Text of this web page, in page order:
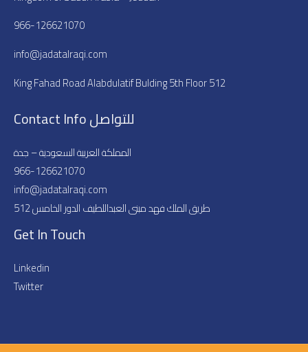
966-126621070
info@jadatalraqi.com
King Fahad Road Alabdulatif Bulding 5th Floor 512
Contact Info للتواصل
المملكة العربية السعودية – جدة
966-126621070
info@jadatalraqi.com​​
طريق الملك فهد مبنى العبداللطيف الدور الخامس 512
Get In Touch
Linkedin
Twitter